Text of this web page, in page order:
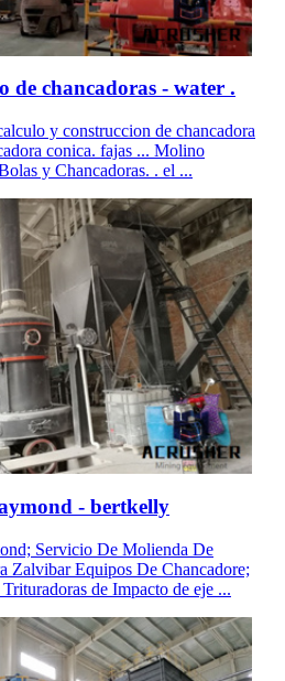
de chancadoras - water .
y construccion de chancadora
conica. fajas ... Molino
y Chancadoras. . el ...
- bertkelly
Servicio De Molienda De
Zalvibar Equipos De Chancadore;
de Impacto de eje ...